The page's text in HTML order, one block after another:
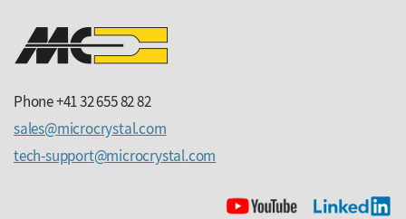
Phone +41 32 655 82 82
sales
microcrystalcom
tech-support
microcrystalcom